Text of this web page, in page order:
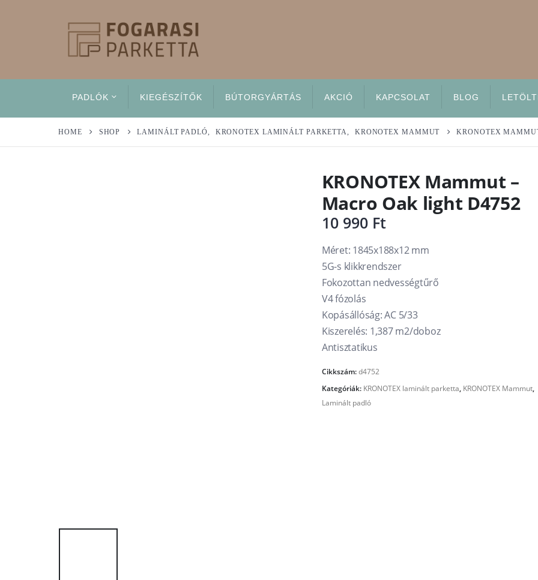
PADLÓK KIEGÉSZÍTŐK BÚTORGYÁRTÁS AKCIÓ KAPCSOLAT BLOG
HOME SHOP LAMINÁLT PADLÓ, KRONOTEX LAMINÁLT PARKETTA, KRONOTEX MAMMUT KRONOTEX
KRONOTEX Mammut –
Macro Oak light D4752
10 990 Ft
Méret: 1845x188x12 mm
5G-s klikkrendszer
Fokozottan nedvességtűrő
V4 fózolás
Kopásállóság: AC 5/33
Kiszerelés: 1,387 m2/doboz
Antisztatikus
Cikkszám:d4752
Kategóriák: KRONOTEX laminált parketta, KRONOTEX Mammut,
Laminált padló